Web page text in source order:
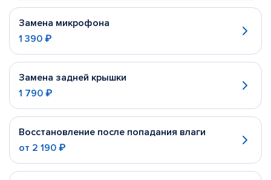
Замена микрофона
1 390 ₽
Замена задней крышки
1 790 ₽
Восстановление после попадания влаги
от 2 190 ₽